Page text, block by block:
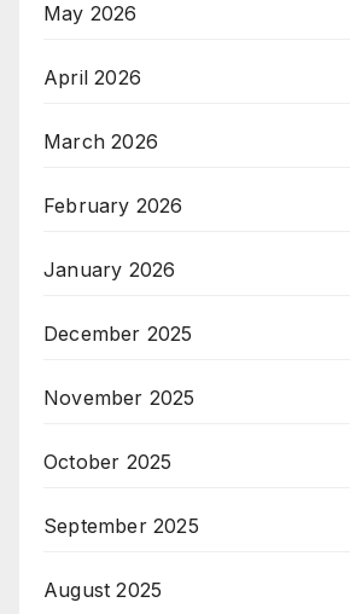
May 2026
April 2026
March 2026
February 2026
January 2026
December 2025
November 2025
October 2025
September 2025
August 2025